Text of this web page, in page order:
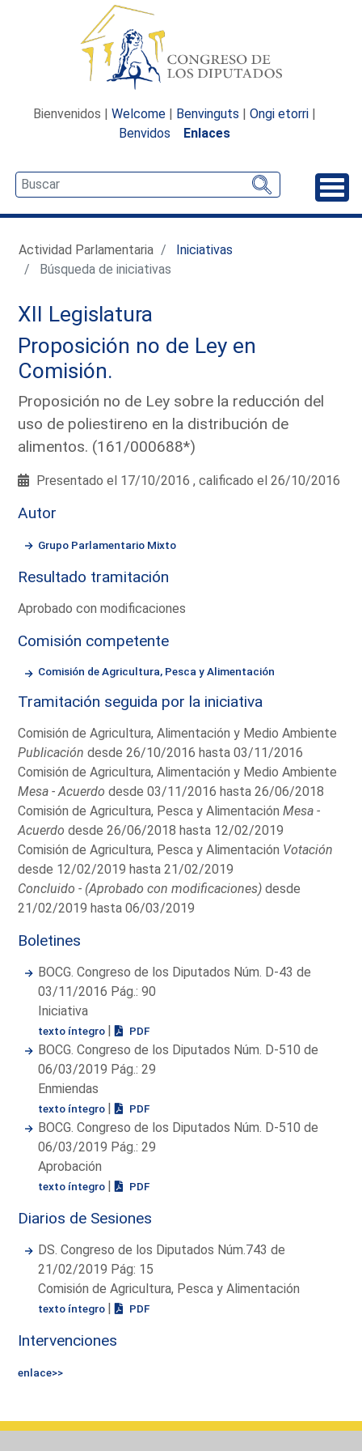
Bienvenidos | Welcome | Benvinguts | Ongi etorri |
Benvidos
Enlaces
Actividad Parlamentaria
Iniciativas
Búsqueda de iniciativas
XII Legislatura
Proposición no de Ley en
Comisión.
Proposición no de Ley sobre la reducción del
uso de poliestireno en la distribución de
alimentos. (161/000688*)
Presentado el 17/10/2016 , calificado el 26/10/2016
Autor
Grupo Parlamentario Mixto
Resultado tramitación
Aprobado con modificaciones
Comisión competente
Comisión de Agricultura, Pesca y Alimentación
Tramitación seguida por la iniciativa
Comisión de Agricultura, Alimentación y Medio Ambiente
Publicación desde 26/10/2016 hasta 03/11/2016
Comisión de Agricultura, Alimentación y Medio Ambiente
Mesa - Acuerdo desde 03/11/2016 hasta 26/06/2018
Comisión de Agricultura, Pesca y AlimentaciónMesa -
Acuerdo desde 26/06/2018 hasta 12/02/2019
Comisión de Agricultura, Pesca y Alimentación Votación
desde 12/02/2019 hasta 21/02/2019
Concluido - (Aprobado con modificaciones) desde
21/02/2019 hasta 06/03/2019
Boletines
BOCG. Congreso de los Diputados Núm. D-43 de
03/11/2016 Pág.: 90
Iniciativa
texto íntegro | PDF
BOCG. Congreso de los Diputados Núm. D-510 de
06/03/2019 Pág.: 29
Enmiendas
texto íntegro | PDF
BOCG. Congreso de los Diputados Núm. D-510 de
06/03/2019 Pág.: 29
Aprobación
texto íntegro | PDF
Diarios de Sesiones
DS. Congreso de los Diputados Núm.743 de
21/02/2019 Pág: 15
Comisión de Agricultura, Pesca y Alimentación
texto íntegro | PDF
Intervenciones
enlace>>